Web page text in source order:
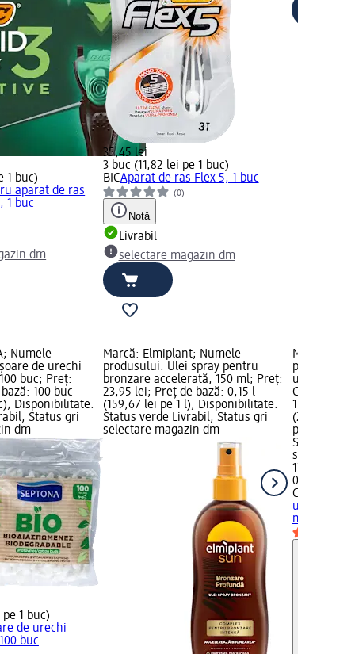
1 buc)
aparat de ras
1 buc
dm
35,45 lei
3 buc (11,82 lei pe 1 buc)
BICAparat de ras Flex 5, 1 buc
(0)
Notă
Livrabil
selectare magazin dm
Numele
de urechi
buc; Preț:
100 buc
Disponibilitate:
Status gri
dm
1 buc)
de urechi
buc
Marcă: Elmiplant; Numele
produsului: Ulei spray pentru
bronzare accelerată, 150 ml; Preț:
23,95 lei; Preț de bază: 0,15 l
(159,67 lei pe 1 l); Disponibilitate:
Status verde Livrabil, Status gri
selectare magazin dm
Marcă:
universală
Categorie
17,95 lei;
(23,93 lei
pericol:
Status
selectare
17,95 lei
0,75 l
universală
ml